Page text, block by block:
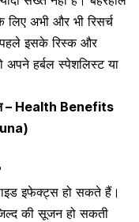
लिए अभी और भी रिसर्च
इसके रिस्क और
हर्बल स्पेशलिस्ट या
– Health Benefits
इफेक्ट्स हो सकते हैं।
की सूजन हो सकती